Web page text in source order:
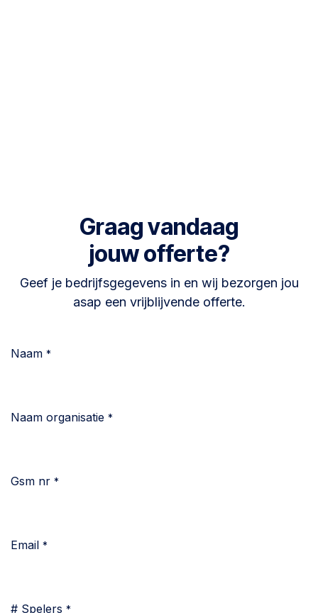
Graag vandaag
jouw offerte?
Geef je bedrijfsgegevens in en wij bezorgen jou
asap een vrijblijvende offerte.
Naam *
Naam organisatie *
Gsm nr *
Email *
# Spelers *